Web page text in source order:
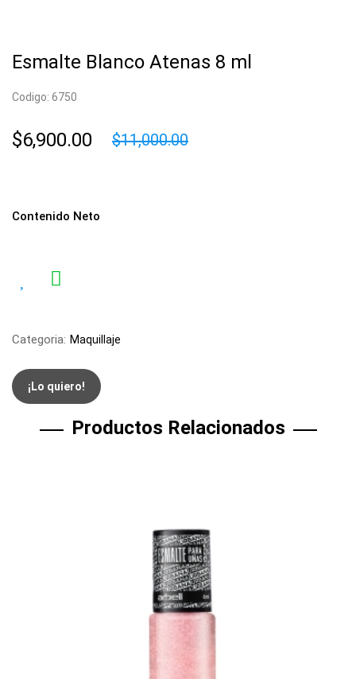
Esmalte Blanco Atenas 8 ml
Codigo: 6750
$6,900.00 $11,000.00
Contenido Neto
Categoria: Maquillaje
¡Lo quiero!
Productos Relacionados